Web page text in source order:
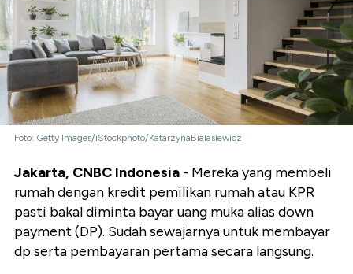
Foto: Getty Images/iStockphoto/KatarzynaBialasiewicz
Jakarta, CNBC Indonesia - Mereka yang membeli
rumah dengan kredit pemilikan rumah atau KPR
pasti bakal diminta bayar uang muka alias down
payment (DP). Sudah sewajarnya untuk membayar
dp serta pembayaran pertama secara langsung.